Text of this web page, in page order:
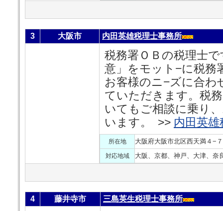
3 大阪市 内田英雄税理士事務所
税務署ＯＢの税理士
意」をモット−に税務
お客様のニ−ズに合わ
ていただきます。税
いてもご相談に乗り
います。 >> 内田英
所在地 大阪府大阪市北区西天満４−
対応地域 大阪、京都、神戸、大津、奈
4 藤井寺市 三島英生税理士事務所